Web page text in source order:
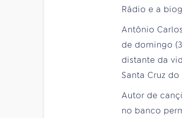
Rádio e a
Antônio
de domingo
distante da
Santa Cruz
Autor de
no banco